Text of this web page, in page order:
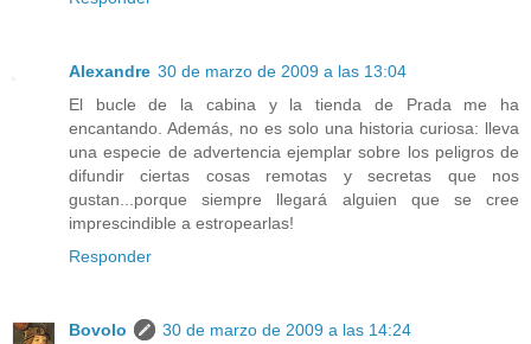
Alexandre 30 de marzo de 2009 a las 13:04
El bucle de la cabina y la tienda de Prada me ha
encantando. Además, no es solo una historia curiosa: lleva
una especie de advertencia ejemplar sobre los peligros de
difundir ciertas cosas remotas y secretas que nos
gustan...porque siempre llegará alguien que se cree
imprescindible a estropearlas!
Responder
Bovolo
30 de marzo de 2009 a las 14:24